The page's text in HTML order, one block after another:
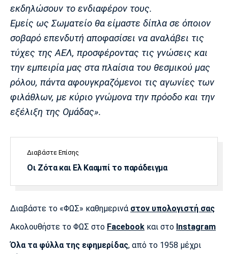
Πόρτο Μπενφίκα
εκδηλώσουν το ενδιαφέρον τους.
Εμείς ως Σωματείο θα είμαστε δίπλα σε όποιον
σοβαρό επενδυτή αποφασίσει να αναλάβει τις
τύχες της ΑΕΛ, προσφέροντας τις γνώσεις και
την εμπειρία μας στα πλαίσια του θεσμικού μας
ρόλου, πάντα αφουγκραζόμενοι τις αγωνίες των
φιλάθλων, με κύριο γνώμονα την πρόοδο και την
εξέλιξη της Ομάδας».
Διαβάστε Επίσης
Οι Ζότα και Ελ Κααμπί το παράδειγμα
Διαβάστε το «ΦΩΣ» καθημερινά στον υπολογιστή σας
Ακολουθήστε το ΦΩΣ στο Facebook και στο Instagram
Όλα τα φύλλα της εφημερίδας, από το 1958 μέχρι